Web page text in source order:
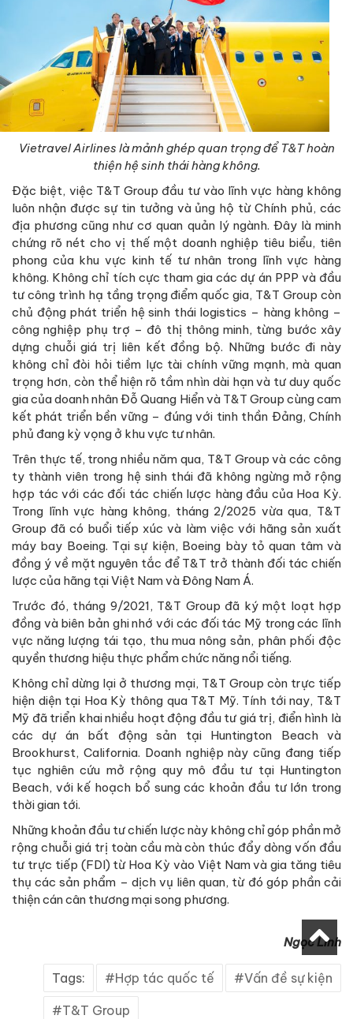
Vietravel Airlines là mảnh ghép quan trọng để T&T hoàn
thiện hệ sinh thái hàng không.
Đặc biệt, việc T&T Group đầu tư vào lĩnh vực hàng không
luôn nhận được sự tin tưởng và ủng hộ từ Chính phủ, các
địa phương cũng như cơ quan quản lý ngành. Đây là minh
chứng rõ nét cho vị thế một doanh nghiệp tiêu biểu, tiên
phong của khu vực kinh tế tư nhân trong lĩnh vực hàng
không. Không chỉ tích cực tham gia các dự án PPP và đầu
tư công trình hạ tầng trọng điểm quốc gia, T&T Group còn
chủ động phát triển hệ sinh thái logistics – hàng không –
công nghiệp phụ trợ – đô thị thông minh, từng bước xây
dựng chuỗi giá trị liên kết đồng bộ. Những bước đi này
không chỉ đòi hỏi tiềm lực tài chính vững mạnh, mà quan
trọng hơn, còn thể hiện rõ tầm nhìn dài hạn và tư duy quốc
gia của doanh nhân Đỗ Quang Hiển và T&T Group cùng cam
kết phát triển bền vững – đúng với tinh thần Đảng, Chính
phủ đang kỳ vọng ở khu vực tư nhân.
Trên thực tế, trong nhiều năm qua, T&T Group và các công
ty thành viên trong hệ sinh thái đã không ngừng mở rộng
hợp tác với các đối tác chiến lược hàng đầu của Hoa Kỳ.
Trong lĩnh vực hàng không, tháng 2/2025 vừa qua, T&T
Group đã có buổi tiếp xúc và làm việc với hãng sản xuất
máy bay Boeing. Tại sự kiện, Boeing bày tỏ quan tâm và
đồng ý về mặt nguyên tắc để T&T trở thành đối tác chiến
lược của hãng tại Việt Nam và Đông Nam Á.
Trước đó, tháng 9/2021, T&T Group đã ký một loạt hợp
đồng và biên bản ghi nhớ với các đối tác Mỹ trong các lĩnh
vực năng lượng tái tạo, thu mua nông sản, phân phối độc
quyền thương hiệu thực phẩm chức năng nổi tiếng.
Không chỉ dừng lại ở thương mại, T&T Group còn trực tiếp
hiện diện tại Hoa Kỳ thông qua T&T Mỹ. Tính tới nay, T&T
Mỹ đã triển khai nhiều hoạt động đầu tư giá trị, điển hình là
các dự án bất động sản tại Huntington Beach và
Brookhurst, California. Doanh nghiệp này cũng đang tiếp
tục nghiên cứu mở rộng quy mô đầu tư tại Huntington
Beach, với kế hoạch bổ sung các khoản đầu tư lớn trong
thời gian tới.
Những khoản đầu tư chiến lược này không chỉ góp phần mở
rộng chuỗi giá trị toàn cầu mà còn thúc đẩy dòng vốn đầu
tư trực tiếp (FDI) từ Hoa Kỳ vào Việt Nam và gia tăng tiêu
thụ các sản phẩm – dịch vụ liên quan, từ đó góp phần cải
thiện cán cân thương mại song phương.
Ngọc Linh
Tags: Hợp tác quốc tế Vấn đề sự kiện
T&T Group